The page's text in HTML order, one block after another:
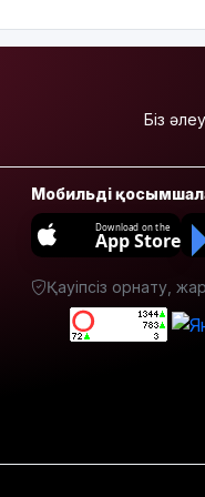
тиімді
Astana
2026"
фестивалі
12 тамызда
Күн толық
атауы
Біз
Мобильді
Download on the
App Store
Қауіпсіз орнату,